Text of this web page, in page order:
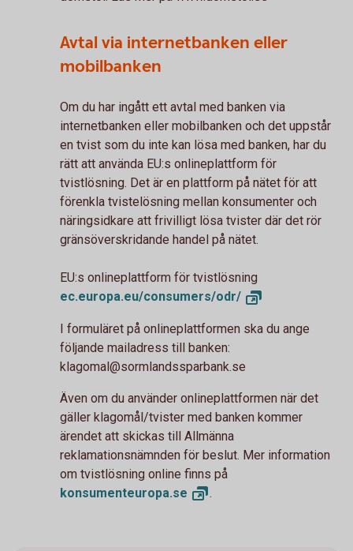
Avtal via internetbanken eller
mobilbanken
Om du har ingått ett avtal med banken via
internetbanken eller mobilbanken och det uppstår
en tvist som du inte kan lösa med banken, har du
rätt att använda EU:s onlineplattform för
tvistlösning. Det är en plattform på nätet för att
förenkla tvistelösning mellan konsumenter och
näringsidkare att frivilligt lösa tvister där det rör
gränsöverskridande handel på nätet.
EU:s onlineplattform för tvistlösning
ec.europa.eu/consumers/odr/
I formuläret på onlineplattformen ska du ange
följande mailadress till banken:
klagomal@sormlandssparbank.se
Även om du använder onlineplattformen när det
gäller klagomål/tvister med banken kommer
ärendet att skickas till Allmänna
reklamationsnämnden för beslut. Mer information
om tvistlösning online finns på
konsumenteuropa.se .